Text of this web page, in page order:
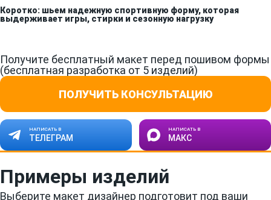
Коротко: шьем надежную спортивную форму, которая
выдерживает игры, стирки и сезонную нагрузку
Получите бесплатный макет перед пошивом формы
(бесплатная разработка от 5 изделий)
ПОЛУЧИТЬ КОНСУЛЬТАЦИЮ
НАПИСАТЬ В
ТЕЛЕГРАМ
НАПИСАТЬ В
МАКС
Примеры изделий
Выберите макет дизайнер подготовит под ваши